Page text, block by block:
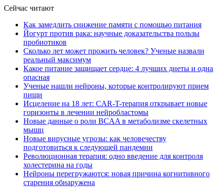
Сейчас читают
Как замедлить снижение памяти с помощью питания
Йогурт против рака: научные доказательства пользы
пробиотиков
Сколько лет может прожить человек? Ученые назвали
реальный максимум
Какое питание защищает сердце: 4 лучших диеты и одна
опасная
Ученые нашли нейроны, которые контролируют прием
пищи
Исцеление на 18 лет: CAR-T-терапия открывает новые
горизонты в лечении нейробластомы
Новые данные о роли BCAA в метаболизме скелетных
мышц
Новые вирусные угрозы: как человечеству
подготовиться к следующей пандемии
Революционная терапия: одно введение для контроля
холестерина на годы
Нейроны перегружаются: новая причина когнитивного
старения обнаружена